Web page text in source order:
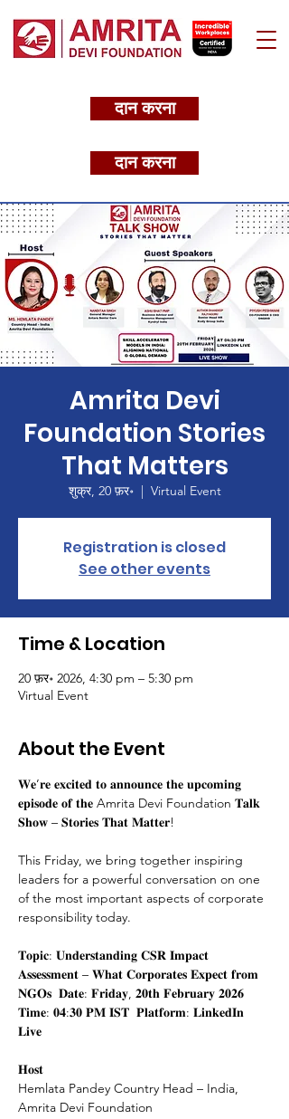
दान करना
दान करना
Amrita Devi
Foundation Stories
That Matters
शुक्र, 20 फ़र॰
  |
Virtual Event
Registration is closed
See other events
Time & Location
20 फ़र॰ 2026, 4:30 pm – 5:30 pm
Virtual Event
About the Event
𝐖𝐞’𝐫𝐞 𝐞𝐱𝐜𝐢𝐭𝐞𝐝 𝐭𝐨 𝐚𝐧𝐧𝐨𝐮𝐧𝐜𝐞 𝐭𝐡𝐞 𝐮𝐩𝐜𝐨𝐦𝐢𝐧𝐠
𝐞𝐩𝐢𝐬𝐨𝐝𝐞 𝐨𝐟 𝐭𝐡𝐞 Amrita Devi Foundation 𝐓𝐚𝐥𝐤
𝐒𝐡𝐨𝐰 – 𝐒𝐭𝐨𝐫𝐢𝐞𝐬 𝐓𝐡𝐚𝐭 𝐌𝐚𝐭𝐭𝐞𝐫!
This Friday, we bring together inspiring
leaders for a powerful conversation on one
of the most important aspects of corporate
responsibility today.
𝐓𝐨𝐩𝐢𝐜: 𝐔𝐧𝐝𝐞𝐫𝐬𝐭𝐚𝐧𝐝𝐢𝐧𝐠 𝐂𝐒𝐑 𝐈𝐦𝐩𝐚𝐜𝐭
𝐀𝐬𝐬𝐞𝐬𝐬𝐦𝐞𝐧𝐭 – 𝐖𝐡𝐚𝐭 𝐂𝐨𝐫𝐩𝐨𝐫𝐚𝐭𝐞𝐬 𝐄𝐱𝐩𝐞𝐜𝐭 𝐟𝐫𝐨𝐦
𝐍𝐆𝐎𝐬  𝐃𝐚𝐭𝐞: 𝐅𝐫𝐢𝐝𝐚𝐲, 𝟐𝟎𝐭𝐡 𝐅𝐞𝐛𝐫𝐮𝐚𝐫𝐲 𝟐𝟎𝟐𝟔
𝐓𝐢𝐦𝐞: 𝟎𝟒:𝟑𝟎 𝐏𝐌 𝐈𝐒𝐓  𝐏𝐥𝐚𝐭𝐟𝐨𝐫𝐦: 𝐋𝐢𝐧𝐤𝐞𝐝𝐈𝐧
𝐋𝐢𝐯𝐞
𝐇𝐨𝐬𝐭
Hemlata Pandey Country Head – India,
Amrita Devi Foundation